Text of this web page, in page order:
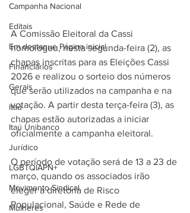
Campanha Nacional
Editais
Em destaque Página inicial
Financiários
Gerais
Itaú
Itaú Unibanco
Jurídico
LGBTQIAPN+
Movimento Sindical
Mulheres
A Comissão Eleitoral da Cassi
homologou, nesta segunda-feira (2), as
chapas inscritas para as Eleições Cassi
2026 e realizou o sorteio dos números
que serão utilizados na campanha e na
votação. A partir desta terça-feira (3), as
chapas estão autorizadas a iniciar
oficialmente a campanha eleitoral.
O período de votação será de 13 a 23 de
março, quando os associados irão
eleger a diretoria de Risco
Populacional, Saúde e Rede de